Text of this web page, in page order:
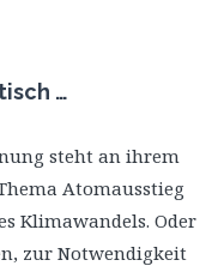
…
steht an ihrem
Atomausstieg
Klimawandels. Oder
zur Notwendigkeit